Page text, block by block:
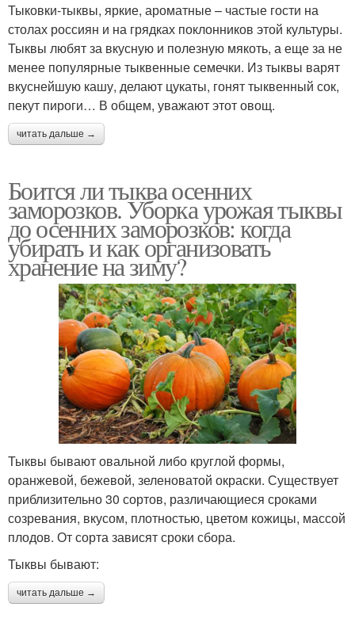
Тыковки-тыквы, яркие, ароматные – частые гости на
столах россиян и на грядках поклонников этой культуры.
Тыквы любят за вкусную и полезную мякоть, а еще за не
менее популярные тыквенные семечки. Из тыквы варят
вкуснейшую кашу, делают цукаты, гонят тыквенный сок,
пекут пироги… В общем, уважают этот овощ.
читать дальше →
Боится ли тыква осенних
заморозков. Уборка урожая тыквы
до осенних заморозков: когда
убирать и как организовать
хранение на зиму?
Тыквы бывают овальной либо круглой формы,
оранжевой, бежевой, зеленоватой окраски. Существует
приблизительно 30 сортов, различающиеся сроками
созревания, вкусом, плотностью, цветом кожицы, массой
плодов. От сорта зависят сроки сбора.
Тыквы бывают:
читать дальше →